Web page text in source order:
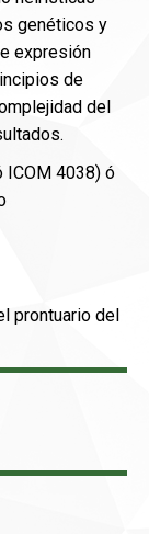
genéticos y
expresión
de
del
ICOM 4038) ó
prontuario del